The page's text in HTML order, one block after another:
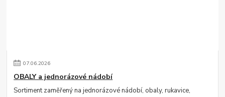
07.06.2026
OBALY a jednorázové nádobí
Sortiment zaměřený na jednorázové nádobí, obaly, rukavice,